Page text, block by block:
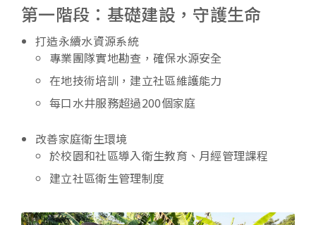
第一階段：基礎建設，守護生命
打造永續水資源系統
專業團隊實地勘查，確保水源安全
在地技術培訓，建立社區維護能力
每口水井服務超過200個家庭
改善家庭衛生環境
於校園和社區導入衛生教育、月經管理課程
建立社區衛生管理制度